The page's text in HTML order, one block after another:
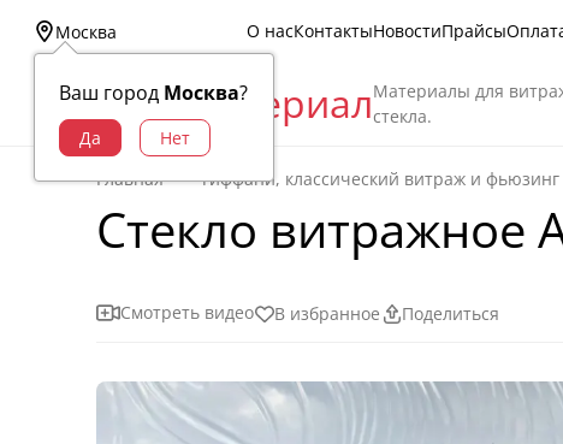
Москва
Ваш город Москва?
О насКонтактыНовостиПрайсы
Витраж МатериалМатериалы для
стекла.
Главная Тиффани, классический витраж и фьюзинг
Стекло витражное
Смотреть видео В избранное Поделиться